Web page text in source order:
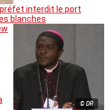
interdit le port
blanches
© DR